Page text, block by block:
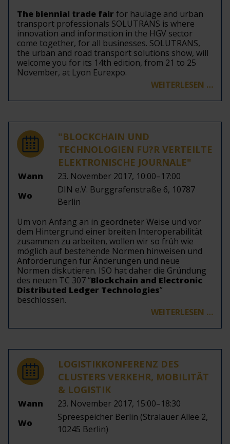
The biennial trade fair for haulage and urban
transport professionals SOLUTRANS is where
innovation and information in the HGV sector
come together, for all businesses. SOLUTRANS,
the urban and road transport solutions show, will
welcome you for its 14th edition, from 21 to 25
November, at Lyon Eurexpo.
WEITERLESEN …
"BLOCKCHAIN UND
TECHNOLOGIEN FU?R VERTEILTE
ELEKTRONISCHE JOURNALE"
Wann
23. November 2017, 10:00–17:00
Wo
DIN e.V. Burggrafenstraße 6, 10787
Berlin
Um von Anfang an in geordneter Weise und vor
dem Hintergrund einer breiten Interoperabilität
zusammen zu arbeiten, wollen wir so früh wie
möglich auf bestehende Normen hinweisen und
Anforderungen für Änderungen und neue
Normen diskutieren. ISO hat daher die Gründung
des neuen TC 307 “Blockchain and Electronic
Distributed Ledger Technologies”
beschlossen.
WEITERLESEN …
LOGISTIKKONFERENZ DES
CLUSTERS VERKEHR, MOBILITÄT
& LOGISTIK
Wann
23. November 2017, 15:00–18:30
Wo
Spreespeicher Berlin (Stralauer Allee 2,
10245 Berlin)